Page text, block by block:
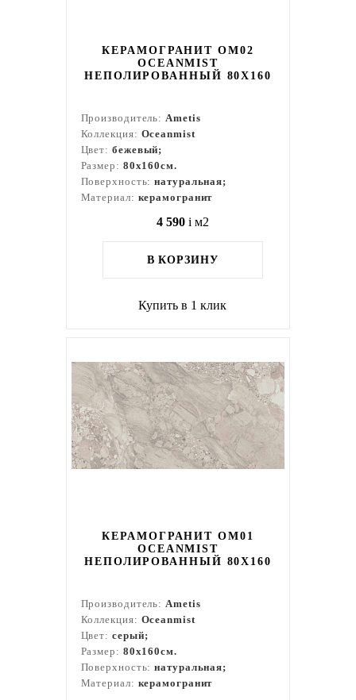
КЕРАМОГРАНИТ OM02
OCEANMIST
НЕПОЛИРОВАННЫЙ 80X160
Производитель:Ametis
Коллекция: Oceanmist
Цвет: бежевый;
Размер: 80x160см.
Поверхность:натуральная;
Материал: керамогранит
4 590 i м2
В КОРЗИНУ
Купить в 1 клик
КЕРАМОГРАНИТ OM01
OCEANMIST
НЕПОЛИРОВАННЫЙ 80X160
Производитель:Ametis
Коллекция: Oceanmist
Цвет: серый;
Размер: 80x160см.
Поверхность:натуральная;
Материал: керамогранит